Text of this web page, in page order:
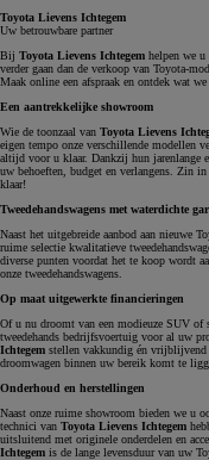
Toyota Lievens Ichtegem
Uw betrouwbare partner
Bij Toyota Lievens Ichtegem helpen we u
verder gaan dan de verkoop van Toyota-
Maak online een afspraak en ontdek wat
Een aantrekkelijke showroom
Wie de toonzaal van Toyota Lievens
eigen tempo onze verschillende modellen
altijd voor u klaar. Dankzij hun jarenlange
uw behoeften, budget en verlangens. Zin
klaar!
Tweedehandswagens met waterdichte
Naast het uitgebreide aanbod aan nieuwe
ruime selectie kwalitatieve
diverse punten voordat het te koop wordt
onze tweedehandswagens.
Op maat uitgewerkte financieringen
Of u nu droomt van een modieuze SUV of
tweedehands bedrijfsvoertuig voor al uw
Ichtegem stellen vakkundig én vrijblijvend
droomwagen binnen uw bereik komt te
Onderhoud en herstellingen
Naast onze ruime showroom bieden we u
technici van Toyota Lievens Ichtegem
uitsluitend met originele onderdelen en
Ichtegem is de lange levensduur van uw